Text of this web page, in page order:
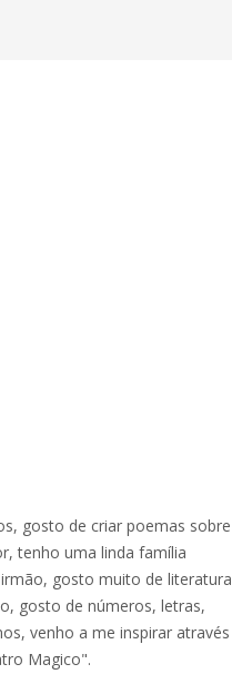
gosto de criar poemas sobre
tenho uma linda família
gosto muito de literatura
gosto de números, letras,
venho a me inspirar através
Magico".